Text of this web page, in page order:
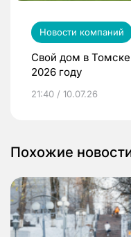
Новости компаний
Свой дом в
2026 году
21:40 / 10.07.26
Похожие